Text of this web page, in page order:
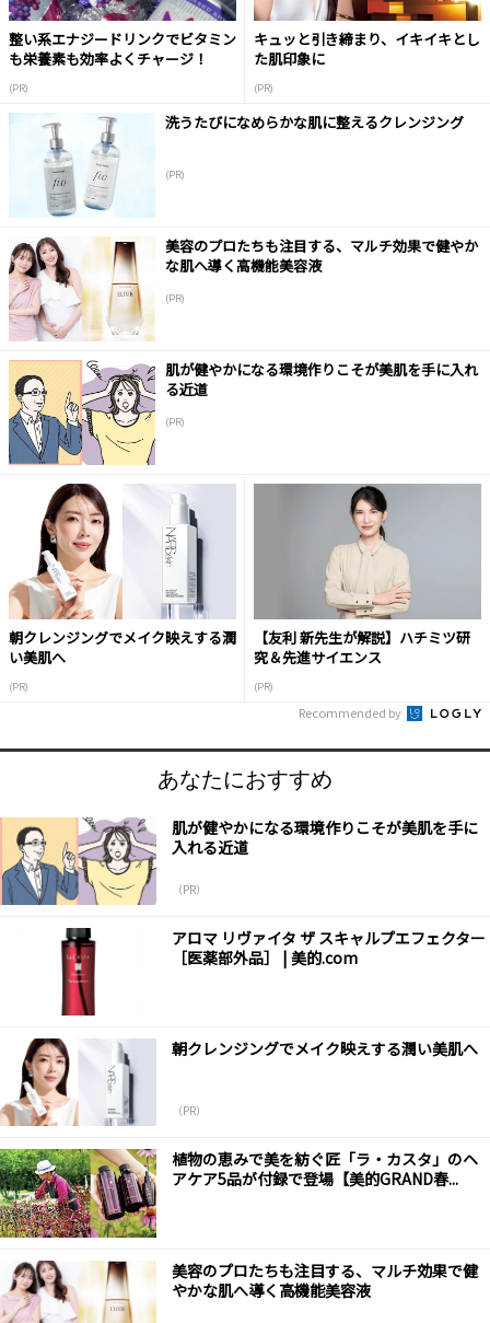
整い系エナジードリンクでビタミン
も栄養素も効率よくチャージ！
(PR)
キュッと引き締まり、イキイキとし
た肌印象に
(PR)
洗うたびになめらかな肌に整えるクレンジング
(PR)
美容のプロたちも注目する、マルチ効果で健やか
な肌へ導く高機能美容液
(PR)
肌が健やかになる環境作りこそが美肌を手に入れ
る近道
(PR)
朝クレンジングでメイク映えする潤
い美肌へ
(PR)
【友利 新先生が解説】ハチミツ研
究＆先進サイエンス
(PR)
Recommended by
あなたにおすすめ
肌が健やかになる環境作りこそが美肌を手に
入れる近道
（PR）
アロマ リヴァイタ ザ スキャルプエフェクター
［医薬部外品］ | 美的.com
朝クレンジングでメイク映えする潤い美肌へ
（PR）
植物の恵みで美を紡ぐ匠「ラ・カスタ」のヘ
アケア5品が付録で登場【美的GRAND春...
美容のプロたちも注目する、マルチ効果で健
やかな肌へ導く高機能美容液